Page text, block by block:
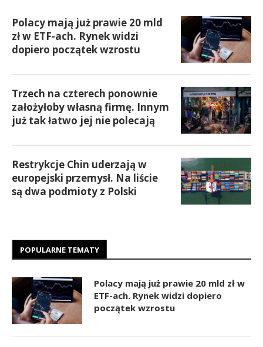
Polacy mają już prawie 20 mld
zł w ETF-ach. Rynek widzi
dopiero początek wzrostu
Trzech na czterech ponownie
założyłoby własną firmę. Innym
już tak łatwo jej nie polecają
Restrykcje Chin uderzają w
europejski przemysł. Na liście
są dwa podmioty z Polski
POPULARNE TEMATY
Polacy mają już prawie 20 mld zł w
ETF-ach. Rynek widzi dopiero
początek wzrostu